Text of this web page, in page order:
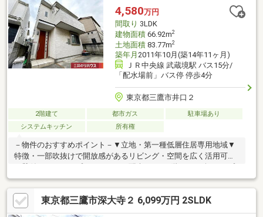
目店 徒歩5分(約400m)■ ご希望の住まい探しをお手伝いします
━━━━━・・・物件の詳細・ご相談はお気軽にお問い合わせく
ださい。
4,580万円
間取り 3LDK
建物面積66.92m2
土地面積83.77m2
築年月 2011年10月(築14年11ヶ月)
ＪＲ中央線 武蔵境駅 バス15分/
「配水場前」バス停 停歩4分
東京都三鷹市井口２
2階建て 都市ガス
駐車場あり
システムキッチン
所有権
－物件のおすすめポイント－▼立地・第一種低層住居専用地域▼
特徴・一部吹抜けで開放感があるリビング・空間を広く活用可能
の浴室・駐車場1台分あり(車種による)▼周辺環境・東野児童公園
徒歩7分(約520m)※本物件は建築基準法に定める道路に接道してい
ないため原則として建物の建築・増築・改築不可※建築審査会の
同意を得て建築基準法43条2項2号の許可を受けた場合には、建築
東京都三鷹市深大寺２ 6,099万円 2SLDK